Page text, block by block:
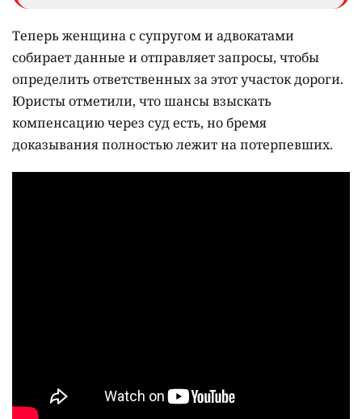
Теперь женщина с супругом и адвокатами
собирает данные и отправляет запросы, чтобы
определить ответственных за этот участок дороги.
Юристы отметили, что шансы взыскать
компенсацию через суд есть, но бремя
доказывания полностью лежит на потерпевших.